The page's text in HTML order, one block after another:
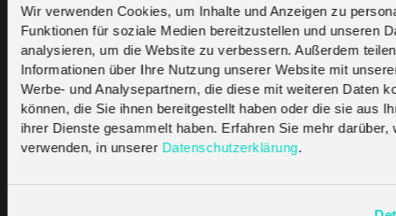
Wir verwenden Cookies, um Inhalte und Anzeigen zu
Funktionen für soziale Medien bereitzustellen und unseren
analysieren, um die Website zu verbessern. Außerdem
Informationen über Ihre Nutzung unserer Website mit
Werbe- und Analysepartnern, die diese mit weiteren Daten
können, die Sie ihnen bereitgestellt haben oder die sie aus
ihrer Dienste gesammelt haben. Erfahren Sie mehr darüber,
verwenden, in unserer Datenschutzerklärung.
Features
LoRaWAN-Abdeckung
LoRaWAN-Portal
Lösungen
Partner
Den richtigen Partner finden